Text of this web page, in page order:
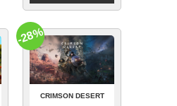
CRIMSON DESERT
-28%